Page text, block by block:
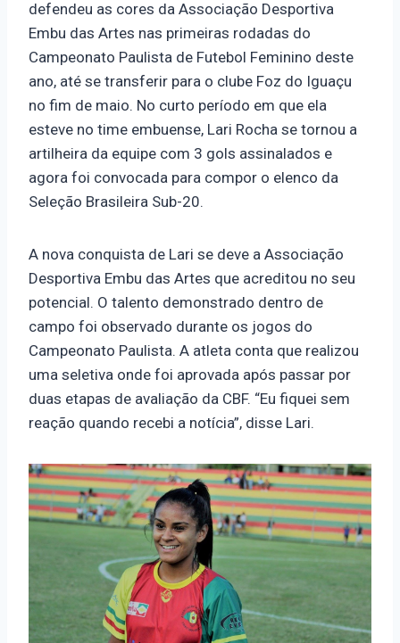
defendeu as cores da Associação Desportiva
Embu das Artes nas primeiras rodadas do
Campeonato Paulista de Futebol Feminino deste
ano, até se transferir para o clube Foz do Iguaçu
no fim de maio. No curto período em que ela
esteve no time embuense, Lari Rocha se tornou a
artilheira da equipe com 3 gols assinalados e
agora foi convocada para compor o elenco da
Seleção Brasileira Sub-20.
A nova conquista de Lari se deve a Associação
Desportiva Embu das Artes que acreditou no seu
potencial. O talento demonstrado dentro de
campo foi observado durante os jogos do
Campeonato Paulista. A atleta conta que realizou
uma seletiva onde foi aprovada após passar por
duas etapas de avaliação da CBF. “Eu fiquei sem
reação quando recebi a notícia”, disse Lari.